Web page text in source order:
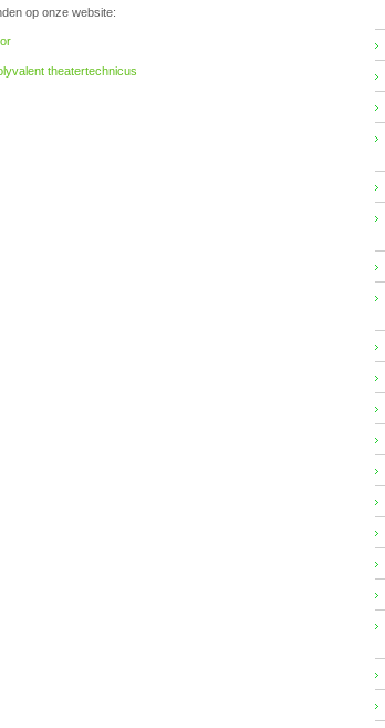
op onze website:
theatertechnicus